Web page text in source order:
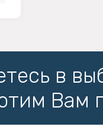
в
Вам